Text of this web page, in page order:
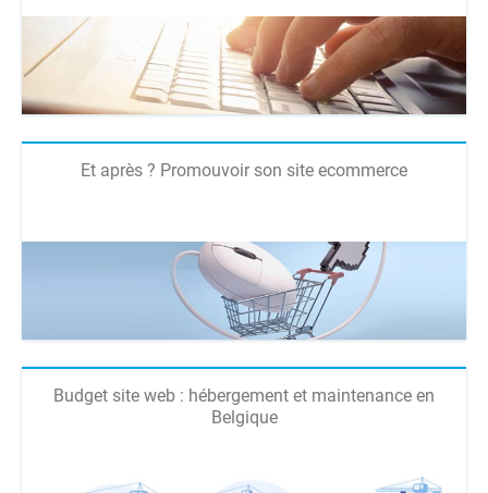
Et après ? Promouvoir son site ecommerce
Budget site web : hébergement et maintenance en
Belgique